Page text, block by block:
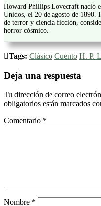
Howard Phillips Lovecraft nació
Unidos, el 20 de agosto de 1890.
de terror y ciencia ficción,
horror cósmico.
Tags: Clásico Cuento H. P.
Deja una respuesta
Tu dirección de correo
obligatorios están marcados
Comentario *
Nombre *